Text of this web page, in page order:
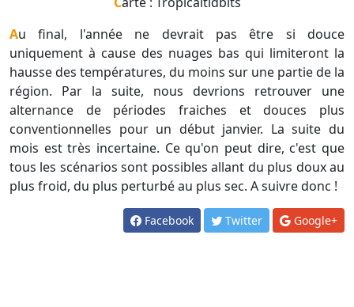
Au final, l'année ne devrait pas être si douce
uniquement à cause des nuages bas qui limiteront la
hausse des températures, du moins sur une partie de la
région. Par la suite, nous devrions retrouver une
alternance de périodes fraiches et douces plus
conventionnelles pour un début janvier. La suite du
mois est très incertaine. Ce qu'on peut dire, c'est que
tous les scénarios sont possibles allant du plus doux au
plus froid, du plus perturbé au plus sec. A suivre donc !
Facebook Twitter Google+